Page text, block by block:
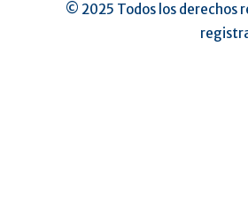
©️ 2025 Todos los derechos